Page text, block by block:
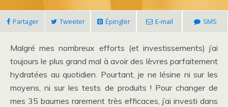
Partager Tweeter Épingler E-mail SMS
Malgré mes nombreux efforts (et investissements) j’ai
toujours le plus grand mal à avoir des lèvres parfaitement
hydratées au quotidien. Pourtant, je ne lésine ni sur les
moyens, ni sur les tests de produits ! Pour changer de
mes 35 baumes rarement très efficaces, j’ai investi dans